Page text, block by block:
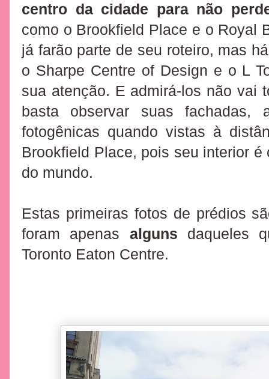
centro da cidade para não
como o Brookfield Place e o Royal
já farão parte de seu roteiro, mas
o Sharpe Centre of Design e o L
sua atenção. E admirá-los não vai
basta observar suas fachadas,
fotogênicas quando vistas à
Brookfield Place, pois seu interior
do mundo.
Estas primeiras fotos de prédios
foram apenas alguns daqueles
Toronto Eaton Centre.